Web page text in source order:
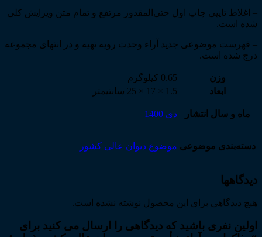
– اغلاط تایپی چاپ اول حتی‌­المقدور مرتفع و تمام متن ویرایش کلی
شده است.
– فهرست موضوعی جدید آراء وحدت رویه تهیه و در انتهای مجموعه
درج شده است.
وزن
0.65 کیلوگرم
ابعاد
1.5 × 17 × 25 سانتیمتر
ماه و سال انتشار دی 1400
دسته‌بندی موضوعی موضوع دیوان عالی کشور
دیدگاهها
هیچ دیدگاهی برای این محصول نوشته نشده است.
اولین نفری باشید که دیدگاهی را ارسال می کنید برای